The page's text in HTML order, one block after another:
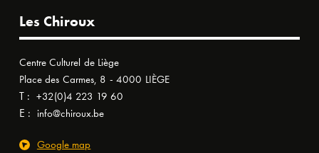
Les Chiroux
Centre Culturel de Liège
Place des Carmes, 8 - 4000 LIÈGE
T : +32(0)4 223 19 60
E : info@chiroux.be
Google map